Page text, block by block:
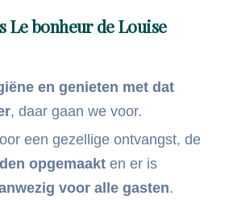
Le bonheur de Louise
en genieten met dat
, daar gaan we voor.
een gezellige ontvangst, de
opgemaakt en er is
voor alle gasten.